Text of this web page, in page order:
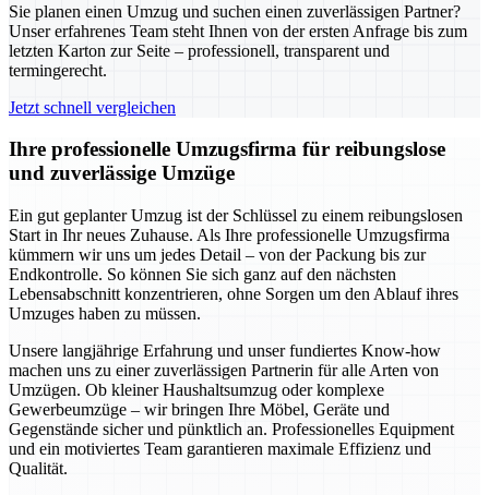
Sie planen einen Umzug und suchen einen zuverlässigen Partner?
Unser erfahrenes Team steht Ihnen von der ersten Anfrage bis zum
letzten Karton zur Seite – professionell, transparent und
termingerecht.
Jetzt schnell vergleichen
Ihre professionelle Umzugsfirma für reibungslose
und zuverlässige Umzüge
Ein gut geplanter Umzug ist der Schlüssel zu einem reibungslosen
Start in Ihr neues Zuhause. Als Ihre professionelle Umzugsfirma
kümmern wir uns um jedes Detail – von der Packung bis zur
Endkontrolle. So können Sie sich ganz auf den nächsten
Lebensabschnitt konzentrieren, ohne Sorgen um den Ablauf ihres
Umzuges haben zu müssen.
Unsere langjährige Erfahrung und unser fundiertes Know-how
machen uns zu einer zuverlässigen Partnerin für alle Arten von
Umzügen. Ob kleiner Haushaltsumzug oder komplexe
Gewerbeumzüge – wir bringen Ihre Möbel, Geräte und
Gegenstände sicher und pünktlich an. Professionelles Equipment
und ein motiviertes Team garantieren maximale Effizienz und
Qualität.